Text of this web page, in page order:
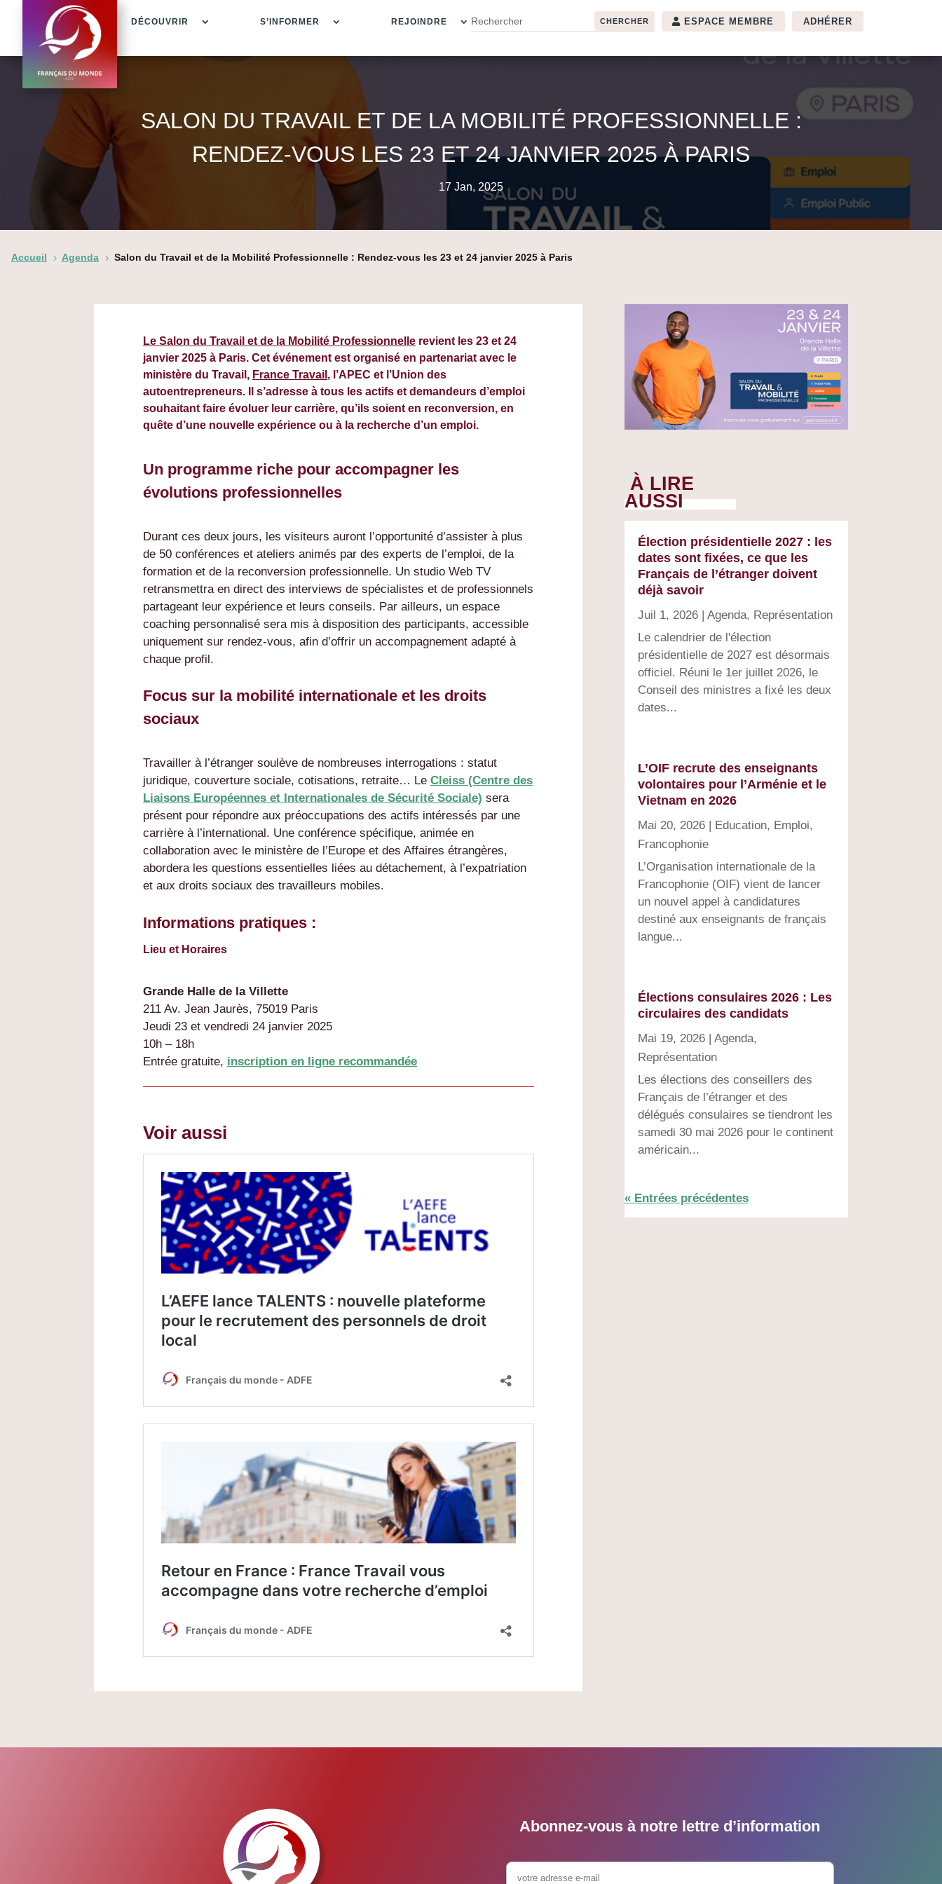
DÉCOUVRIR S’INFORMER REJOINDRE ESPACE MEMBRE ADHÉRER
SALON DU TRAVAIL ET DE LA MOBILITÉ PROFESSIONNELLE :
RENDEZ-VOUS LES 23 ET 24 JANVIER 2025 À PARIS
17 Jan, 2025
Accueil 5 Agenda 5 Salon du Travail et de la Mobilité Professionnelle : Rendez-vous les 23 et 24 janvier 2025 à Paris
Le Salon du Travail et de la Mobilité Professionnelle revient les 23 et 24
janvier 2025 à Paris. Cet événement est organisé en partenariat avec le
ministère du Travail, France Travail , l’APEC et l’Union des
autoentrepreneurs. Il s’adresse à tous les actifs et demandeurs d’emploi
souhaitant faire évoluer leur carrière, qu’ils soient en reconversion, en
quête d’une nouvelle expérience ou à la recherche d’un emploi.
Un programme riche pour accompagner les
évolutions professionnelles
Durant ces deux jours, les visiteurs auront l’opportunité d’assister à plus
de 50 conférences et ateliers animés par des experts de l’emploi, de la
formation et de la reconversion professionnelle. Un studio Web TV
retransmettra en direct des interviews de spécialistes et de professionnels
partageant leur expérience et leurs conseils. Par ailleurs, un espace
coaching personnalisé sera mis à disposition des participants, accessible
uniquement sur rendez-vous, afin d’offrir un accompagnement adapté à
chaque profil.
Focus sur la mobilité internationale et les droits
sociaux
Travailler à l’étranger soulève de nombreuses interrogations : statut
juridique, couverture sociale, cotisations, retraite… LeCleiss (Centre des
Liaisons Européennes et Internationales de Sécurité Sociale) sera
présent pour répondre aux préoccupations des actifs intéressés par une
carrière à l’international. Une conférence spécifique, animée en
collaboration avec le ministère de l’Europe et des Affaires étrangères,
abordera les questions essentielles liées au détachement, à l’expatriation
et aux droits sociaux des travailleurs mobiles.
Informations pratiques :
Lieu et Horaires
Grande Halle de la Villette
211 Av. Jean Jaurès, 75019 Paris
Jeudi 23 et vendredi 24 janvier 2025
10h – 18h
Entrée gratuite, inscription en ligne recommandée
Voir aussi
À LIRE
AUSSI
Élection présidentielle 2027 : les
dates sont fixées, ce que les
Français de l’étranger doivent
déjà savoir
Juil 1, 2026| Agenda, Représentation
Le calendrier de l'élection
présidentielle de 2027 est désormais
officiel. Réuni le 1er juillet 2026, le
Conseil des ministres a fixé les deux
dates...
L’OIF recrute des enseignants
volontaires pour l’Arménie et le
Vietnam en 2026
Mai 20, 2026| Education, Emploi,
Francophonie
L’Organisation internationale de la
Francophonie (OIF) vient de lancer
un nouvel appel à candidatures
destiné aux enseignants de français
langue...
Élections consulaires 2026 : Les
circulaires des candidats
Mai 19, 2026| Agenda,
Représentation
Les élections des conseillers des
Français de l’étranger et des
délégués consulaires se tiendront les
samedi 30 mai 2026 pour le continent
américain...
« Entrées précédentes
Abonnez-vous à notre lettre d’information